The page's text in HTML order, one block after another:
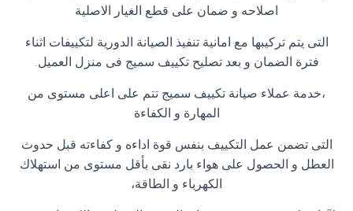
اصلاحه و ضمان على قطع الغيار الاصلية
التى يتم تركيبها مع امانية تنفيذ الصيانة الدورية لتكييفات اثناء
فترة الضمان و بعد تصليح تكييف سميج فى منزل العميل.
،خدمة عملاء صيانة تكييف سميج تتم على اعلى مستوى من
المهارة و الكفاءة
التى تضمن عمل التكييف بنفس قوة اداءه و كفاءته قبل حدوث
العطل و الحصول على هواء بارد نقى بأقل مستوى من استهلاك
الكهرباء و الطاقة،